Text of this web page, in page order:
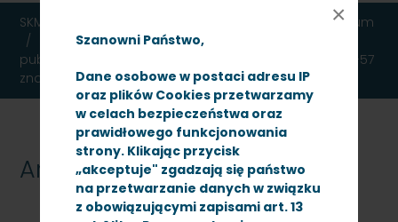
Szanowni Państwo,
Dane osobowe w postaci adresu IP
oraz plików Cookies przetwarzamy
w celach bezpieczeństwa oraz
prawidłowego funkcjonowania
strony. Klikając przycisk
„akceptuje" zgadzają się państwo
na przetwarzanie danych w związku
z obowiązującymi zapisami art. 13
×
SKM TRÓJMIASTO
Archiwum
Dot. postępowania o udzielenie zamówienia
publicznego na modernizację taboru serii EW-58 i EN-57
znak sprawy: SKMMS-ZP/N/36/10
Archiwum